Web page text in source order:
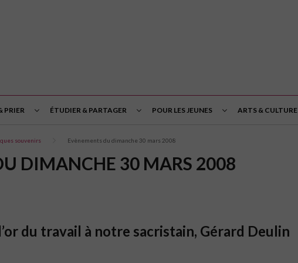
PRIER ÉTUDIER & PARTAGER POUR LES JEUNES ARTS & CULTURE
souvenirs Evènements du dimanche 30 mars 2008
DIMANCHE 30 MARS 2008
du travail à notre sacristain, Gérard Deulin